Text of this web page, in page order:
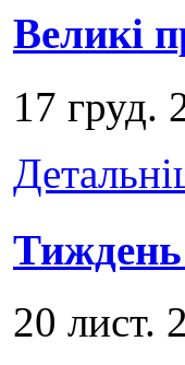
Великі
17 груд.
Тиждень
20 лист.